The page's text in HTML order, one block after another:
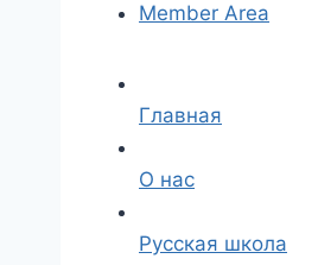
Member Area
Главная
О нас
Русская школа